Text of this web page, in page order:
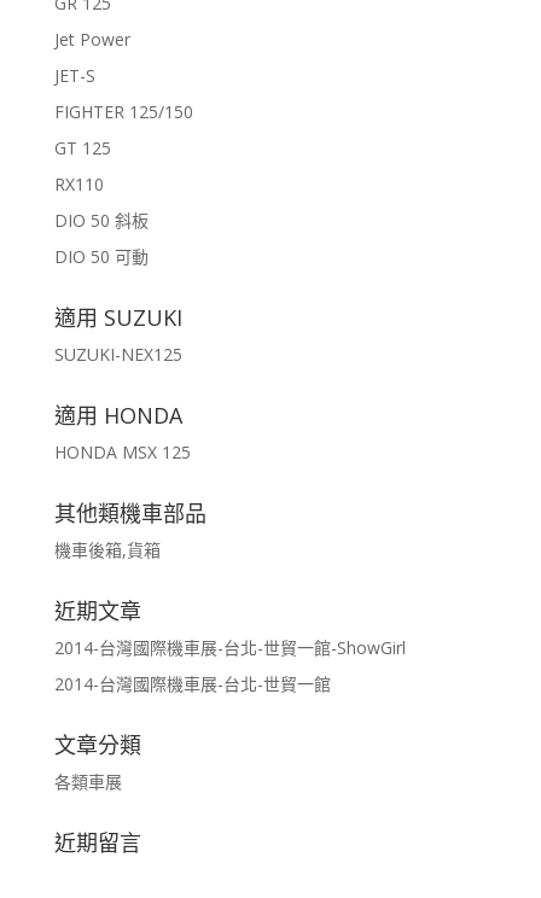
Jet Power
JET-S
FIGHTER 125/150
GT 125
RX110
DIO 50 斜板
DIO 50 可動
適用 SUZUKI
SUZUKI-NEX125
適用 HONDA
HONDA MSX 125
其他類機車部品
機車後箱,貨箱
近期文章
2014-台灣國際機車展-台北-世貿一館-ShowGirl
2014-台灣國際機車展-台北-世貿一館
文章分類
各類車展
近期留言